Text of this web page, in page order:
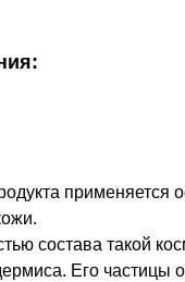
применяется
состава такой
Его частицы